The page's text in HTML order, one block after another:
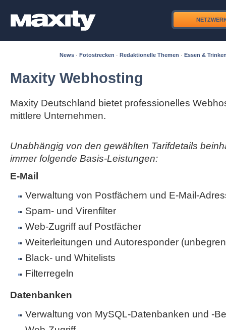
News · Fotostrecken · Redaktionelle Themen · Essen &
Maxity Webhosting
Maxity Deutschland bietet professionelles
mittlere Unternehmen.
Unabhängig von den gewählten Tarifdetails
immer folgende Basis-Leistungen:
E-Mail
Verwaltung von Postfächern und E-Mail-
Spam- und Virenfilter
Web-Zugriff auf Postfächer
Weiterleitungen und Autoresponder
Black- und Whitelists
Filterregeln
Datenbanken
Verwaltung von MySQL-Datenbanken und -